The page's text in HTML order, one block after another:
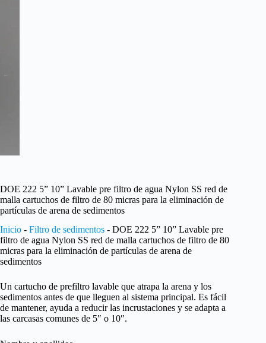
DOE 222 5” 10” Lavable pre filtro de agua Nylon SS red de
malla cartuchos de filtro de 80 micras para la eliminación de
partículas de arena de sedimentos
Inicio - Filtro de sedimentos - DOE 222 5” 10” Lavable pre
filtro de agua Nylon SS red de malla cartuchos de filtro de 80
micras para la eliminación de partículas de arena de
sedimentos
Un cartucho de prefiltro lavable que atrapa la arena y los
sedimentos antes de que lleguen al sistema principal. Es fácil
de mantener, ayuda a reducir las incrustaciones y se adapta a
las carcasas comunes de 5″ o 10″.